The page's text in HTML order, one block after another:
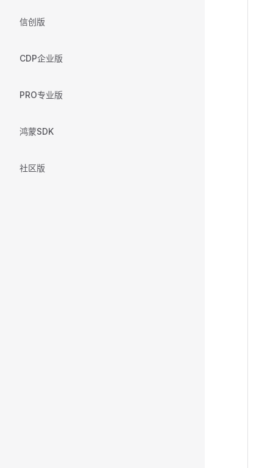
信创版
CDP企业版
PRO专业版
鸿蒙SDK
社区版